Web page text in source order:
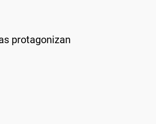
protagonizan